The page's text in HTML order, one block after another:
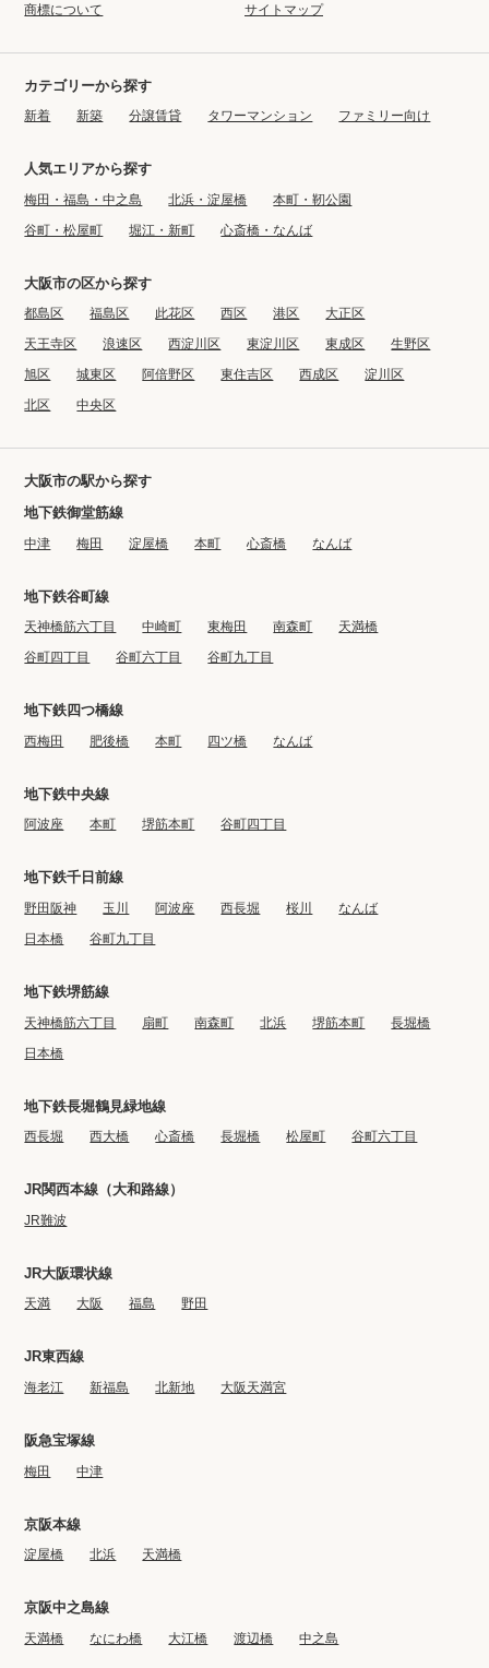
商標について
サイトマップ
カテゴリーから探す
新着 新築 分譲賃貸 タワーマンション ファミリー向け
人気エリアから探す
梅田・福島・中之島 北浜・淀屋橋
本町・靭公園
谷町・松屋町
堀江・新町 心斎橋・なんば
大阪市の区から探す
都島区 福島区 此花区 西区 港区
大正区
天王寺区
浪速区 西淀川区 東淀川区 東成区
生野区
旭区
城東区 阿倍野区 東住吉区 西成区
淀川区
北区
中央区
大阪市の駅から探す
地下鉄御堂筋線
中津 梅田 淀屋橋 本町 心斎橋 なんば
地下鉄谷町線
天神橋筋六丁目 中崎町 東梅田 南森町
天満橋
谷町四丁目
谷町六丁目 谷町九丁目
地下鉄四つ橋線
西梅田 肥後橋 本町 四ツ橋 なんば
地下鉄中央線
阿波座 本町 堺筋本町 谷町四丁目
地下鉄千日前線
野田阪神 玉川 阿波座 西長堀 桜川
なんば
日本橋
谷町九丁目
地下鉄堺筋線
天神橋筋六丁目 扇町 南森町 北浜 堺筋本町
長堀橋
日本橋
地下鉄長堀鶴見緑地線
西長堀 西大橋 心斎橋 長堀橋 松屋町 谷町六丁目
JR関西本線（大和路線）
JR難波
JR大阪環状線
天満 大阪 福島 野田
JR東西線
海老江 新福島 北新地 大阪天満宮
阪急宝塚線
梅田 中津
京阪本線
淀屋橋 北浜 天満橋
京阪中之島線
天満橋 なにわ橋 大江橋 渡辺橋 中之島